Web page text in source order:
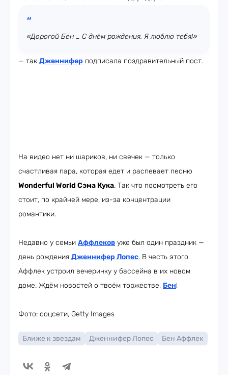
«Дорогой Бен … С днём рождения. Я люблю тебя!»
— так Дженнифер подписала поздравительный пост.
На видео нет ни шариков, ни свечек — только
счастливая пара, которая едет и распевает песню
Wonderful World Сэма Кука. Так что посмотреть его
стоит, по крайней мере, из-за концентрации
романтики.
Недавно у семьи Аффлеков уже был один праздник —
день рождения Дженнифер Лопес. В честь этого
Аффлек устроил вечеринку у бассейна в их новом
доме. Ждём новостей о твоём торжестве, Бен!
Фото: соцсети, Getty Images
Ближе к звездам Дженнифер Лопес Бен Аффлек